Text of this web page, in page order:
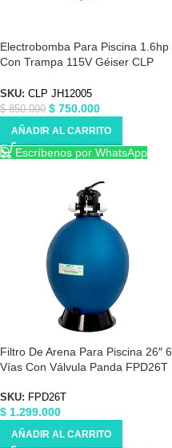
Electrobomba Para Piscina 1.6hp
Con Trampa 115V Géiser CLP
SKU: CLP JH12005
$850.000 $ 750.000
AÑADIR AL CARRITO
Escríbenos por WhatsApp
Filtro De Arena Para Piscina 26″ 6
Vías Con Válvula Panda FPD26T
SKU: FPD26T
$ 1.299.000
AÑADIR AL CARRITO